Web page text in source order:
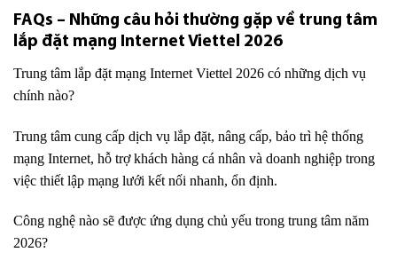
FAQs – Những câu hỏi thường gặp về trung tâm
lắp đặt mạng Internet Viettel 2026
Trung tâm lắp đặt mạng Internet Viettel 2026 có những dịch vụ
chính nào?
Trung tâm cung cấp dịch vụ lắp đặt, nâng cấp, bảo trì hệ thống
mạng Internet, hỗ trợ khách hàng cá nhân và doanh nghiệp trong
việc thiết lập mạng lưới kết nối nhanh, ổn định.
Công nghệ nào sẽ được ứng dụng chủ yếu trong trung tâm năm
2026?